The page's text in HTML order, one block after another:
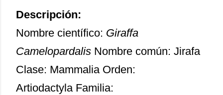
Descripción:
Nombre científico: Giraffa
Camelopardalis Nombre común: Jirafa
Clase: Mammalia Orden:
Artiodactyla Familia: